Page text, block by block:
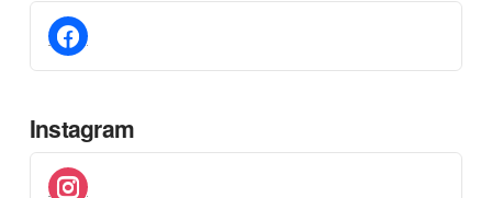
facebook
Instagram
instagram